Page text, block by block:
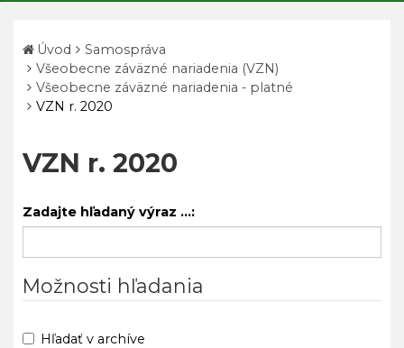
Úvod
Samospráva
Všeobecne záväzné nariadenia (VZN)
Všeobecne záväzné nariadenia - platné
VZN r. 2020
VZN r. 2020
Zadajte hľadaný výraz ...:
Možnosti hľadania
Hľadať v archíve